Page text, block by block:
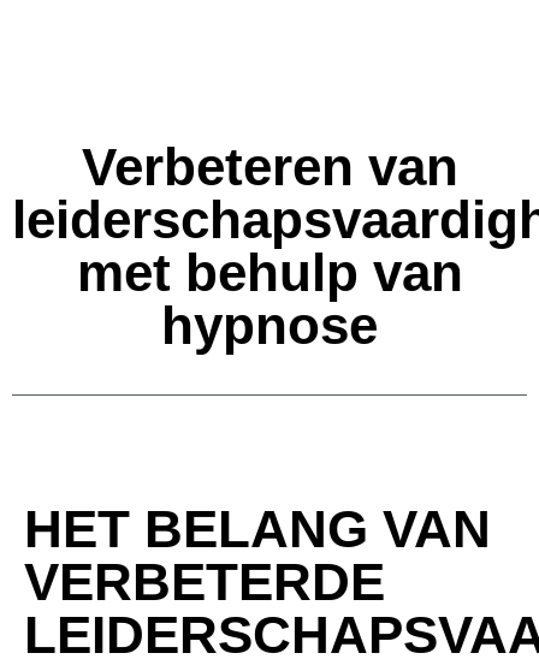
Verbeteren van
met behulp van
hypnose
HET BELANG VAN
VERBETERDE